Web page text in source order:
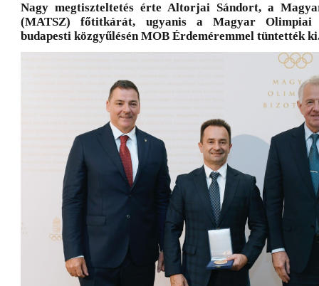
Nagy megtiszteltetés érte Altorjai Sándort, a
(MATSZ) főtitkárát, ugyanis a Magyar Olimpiai
budapesti közgyűlésén MOB Érdeméremmel tüntették